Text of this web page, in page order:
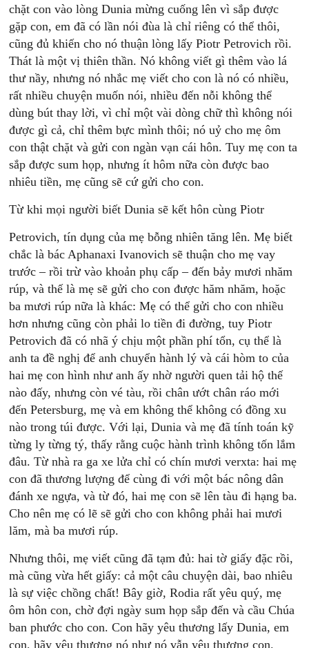
chặt con vào lòng Dunia mừng cuống lên vì sắp được
gặp con, em đã có lần nói đùa là chỉ riêng có thể thôi,
cũng đủ khiến cho nó thuận lòng lấy Piotr Petrovich rồi.
Thát là một vị thiên thần. Nó không viết gì thêm vào lá
thư nầy, nhưng nó nhắc mẹ viết cho con là nó có nhiều,
rất nhiều chuyện muốn nói, nhiều đến nỗi không thể
dùng bút thay lời, vì chỉ một vài dòng chữ thì không nói
được gì cả, chỉ thêm bực mình thôi; nó uỷ cho mẹ ôm
con thật chặt và gửi con ngàn vạn cái hôn. Tuy mẹ con ta
sắp được sum họp, nhưng ít hôm nữa còn được bao
nhiêu tiền, mẹ cũng sẽ cứ gửi cho con.
Từ khi mọi người biết Dunia sẽ kết hôn cùng Piotr
Petrovich, tín dụng của mẹ bỗng nhiên tăng lên. Mẹ biết
chắc là bác Aphanaxi Ivanovich sẽ thuận cho mẹ vay
trước – rồi trừ vào khoản phụ cấp – đến bảy mươi nhăm
rúp, và thế là mẹ sẽ gửi cho con được hăm nhăm, hoặc
ba mươi rúp nữa là khác: Mẹ có thể gửi cho con nhiều
hơn nhưng cũng còn phải lo tiền đi đường, tuy Piotr
Petrovich đã có nhã ý chịu một phần phí tổn, cụ thể là
anh ta đề nghị để anh chuyển hành lý và cái hòm to của
hai mẹ con hình như anh ấy nhờ người quen tải hộ thế
nào đấy, nhưng còn vé tàu, rồi chân ướt chân ráo mới
đến Petersburg, mẹ và em không thể không có đồng xu
nào trong túi được. Với lại, Dunia và mẹ đã tính toán kỹ
từng ly từng tý, thấy rằng cuộc hành trình không tốn lắm
đâu. Từ nhà ra ga xe lửa chỉ có chín mươi verxta: hai mẹ
con đã thương lượng để cùng đi với một bác nông dân
đánh xe ngựa, và từ đó, hai mẹ con sẽ lên tàu đi hạng ba.
Cho nên mẹ có lẽ sẽ gửi cho con không phải hai mươi
lăm, mà ba mươi rúp.
Nhưng thôi, mẹ viết cũng đã tạm đủ: hai tờ giấy đặc rồi,
mà cũng vừa hết giấy: cả một câu chuyện dài, bao nhiêu
là sự việc chồng chất! Bây giờ, Rodia rất yêu quý, mẹ
ôm hôn con, chờ đợi ngày sum họp sắp đến và cầu Chúa
ban phước cho con. Con hãy yêu thương lấy Dunia, em
con, hãy yêu thương nó như nó vẫn yêu thương con.